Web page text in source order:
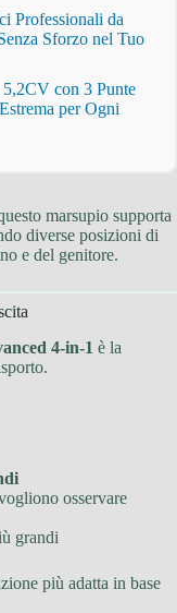
Professionali da
Sforzo nel Tuo
con 3 Punte
per Ogni
marsupio supporta
diverse posizioni di
e del genitore.
4-in-1 è la
osservare
grandi
più adatta in base